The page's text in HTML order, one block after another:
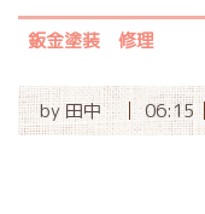
鈑金塗装 修理
by田中 06:15